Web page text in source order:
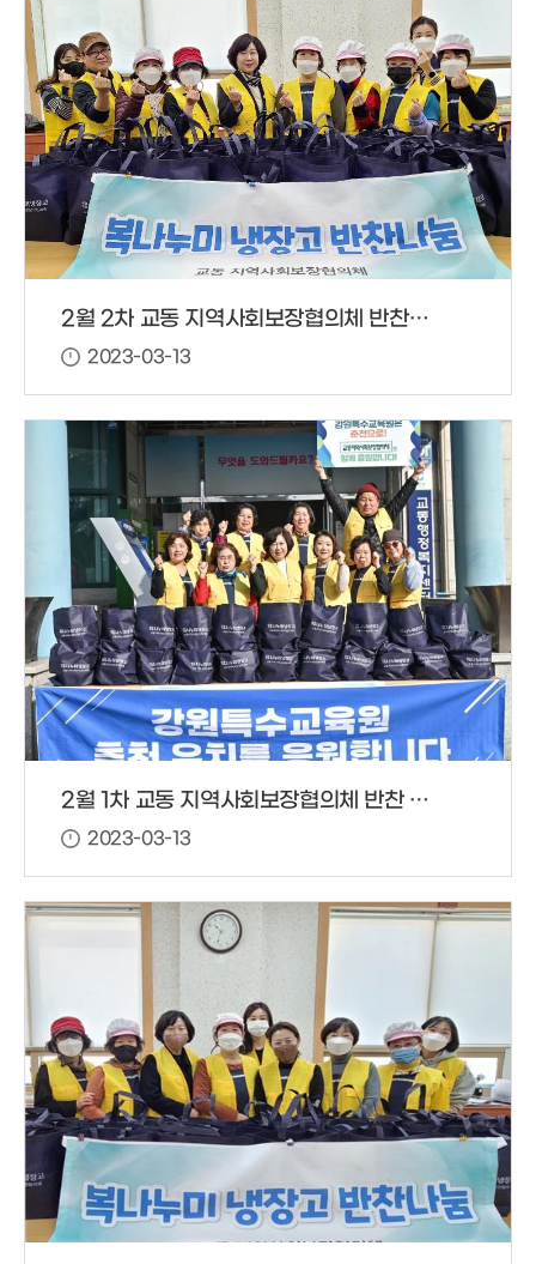
2월 2차 교동 지역사회보장협의체 반찬 봉사
2023-03-13
2월 1차 교동 지역사회보장협의체 반찬 봉사
2023-03-13